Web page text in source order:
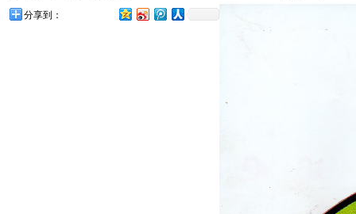
分享到：